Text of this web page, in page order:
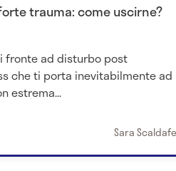
trauma: come uscirne?
fronte ad disturbo post
che ti porta inevitabilmente ad
estrema...
Sara